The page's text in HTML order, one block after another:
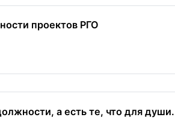
проектов РГО
а есть те, что для души.